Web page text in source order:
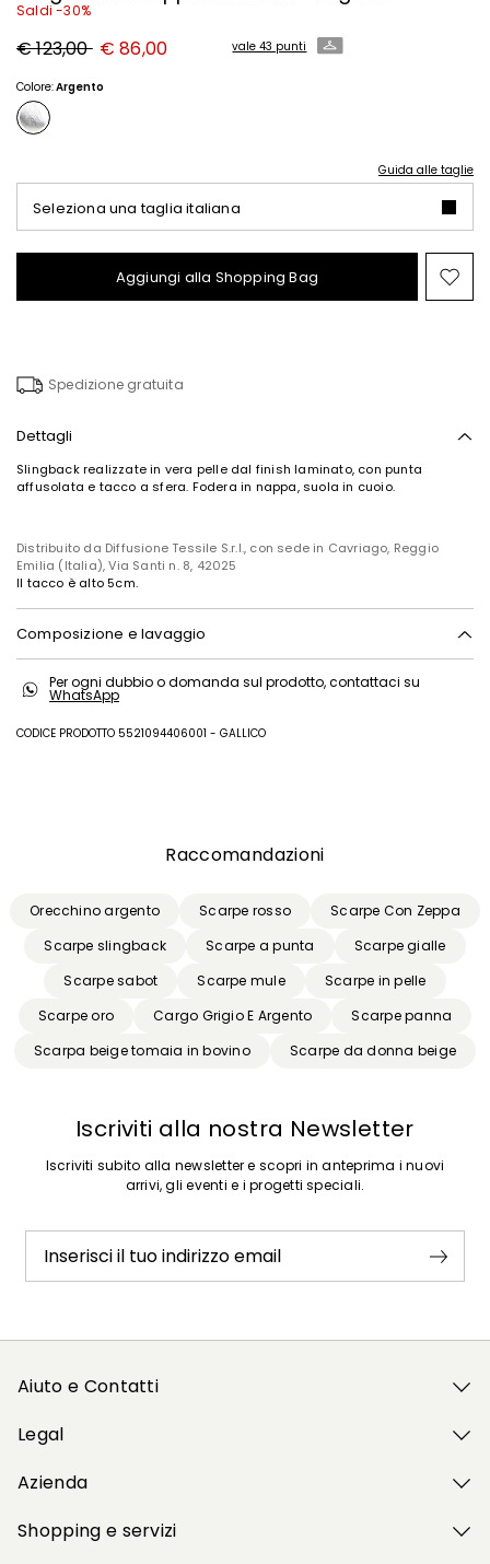
Saldi -30%
Prezzo
originale
123,00
€ 123,00 Nuovo
prezzo
86,00
€ 86,00 vale 43 punti
Colore:Argento
Guida alle taglie
Seleziona una taglia italiana
Aggiungi alla Shopping Bag
Spedizione gratuita
Dettagli
Slingback realizzate in vera pelle dal finish laminato, con punta
affusolata e tacco a sfera. Fodera in nappa, suola in cuoio.
Distribuito da Diffusione Tessile S.r.l., con sede in Cavriago, Reggio
Emilia (Italia), Via Santi n. 8, 42025
Il tacco è alto 5cm.
Composizione e lavaggio
Per ogni dubbio o domanda sul prodotto, contattaci su
WhatsApp
CODICE PRODOTTO 5521094406001 - GALLICO
Raccomandazioni
Orecchino argento Scarpe rosso
Scarpe Con Zeppa
Scarpe slingback
Scarpe a punta
Scarpe gialle
Scarpe sabot
Scarpe mule
Scarpe in pelle
Scarpe oro
Cargo Grigio E Argento
Scarpe panna
Scarpa beige tomaia in bovino
Scarpe da donna beige
Iscriviti alla nostra Newsletter
Iscriviti subito alla newsletter e scopri in anteprima i nuovi
arrivi, gli eventi e i progetti speciali.
Inserisci il tuo indirizzo email
Aiuto e Contatti
Legal
Azienda
Shopping e servizi